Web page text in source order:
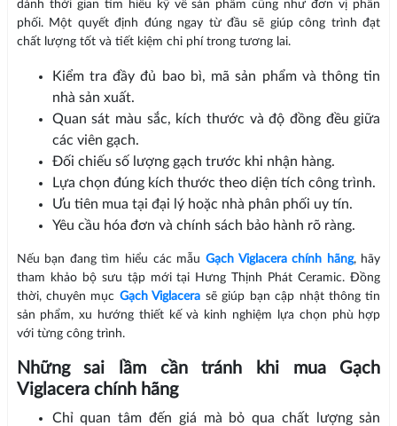
dành thời gian tìm hiểu kỹ về sản phẩm cũng như đơn vị phân
phối. Một quyết định đúng ngay từ đầu sẽ giúp công trình đạt
chất lượng tốt và tiết kiệm chi phí trong tương lai.
Kiểm tra đầy đủ bao bì, mã sản phẩm và thông tin
nhà sản xuất.
Quan sát màu sắc, kích thước và độ đồng đều giữa
các viên gạch.
Đối chiếu số lượng gạch trước khi nhận hàng.
Lựa chọn đúng kích thước theo diện tích công trình.
Ưu tiên mua tại đại lý hoặc nhà phân phối uy tín.
Yêu cầu hóa đơn và chính sách bảo hành rõ ràng.
Nếu bạn đang tìm hiểu các mẫu Gạch Viglacera chính hãng, hãy
tham khảo bộ sưu tập mới tại Hưng Thịnh Phát Ceramic. Đồng
thời, chuyên mục Gạch Viglacera sẽ giúp bạn cập nhật thông tin
sản phẩm, xu hướng thiết kế và kinh nghiệm lựa chọn phù hợp
với từng công trình.
Những sai lầm cần tránh khi mua Gạch
Viglacera chính hãng
Chỉ quan tâm đến giá mà bỏ qua chất lượng sản